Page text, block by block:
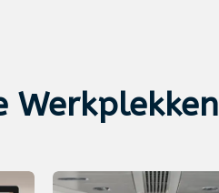
Werkplekken